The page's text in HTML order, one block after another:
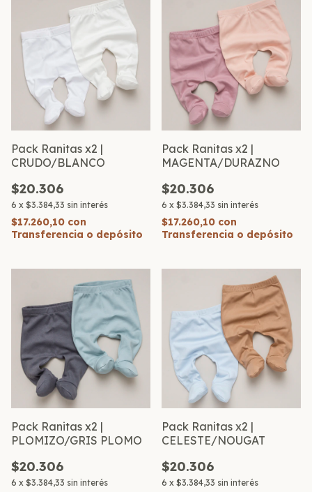
Pack Ranitas x2 |
CRUDO/BLANCO
$20.306
6 x $3.384,33 sin interés
$17.260,10 con
Transferencia o depósito
Pack Ranitas x2 |
MAGENTA/DURAZNO
$20.306
6 x $3.384,33 sin interés
$17.260,10 con
Transferencia o depósito
Pack Ranitas x2 |
PLOMIZO/GRIS PLOMO
$20.306
6 x $3.384,33 sin interés
Pack Ranitas x2 |
CELESTE/NOUGAT
$20.306
6 x $3.384,33 sin interés